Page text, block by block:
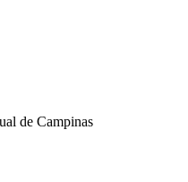
de Campinas